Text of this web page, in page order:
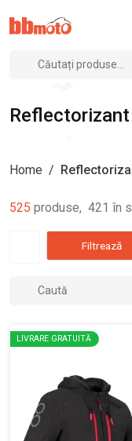
Reflectorizant
Home /
525 produse, 421 în
Filtrează
LIVRARE GRATUITĂ